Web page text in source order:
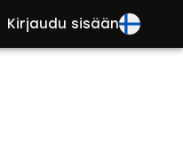
Kirjaudu sisään